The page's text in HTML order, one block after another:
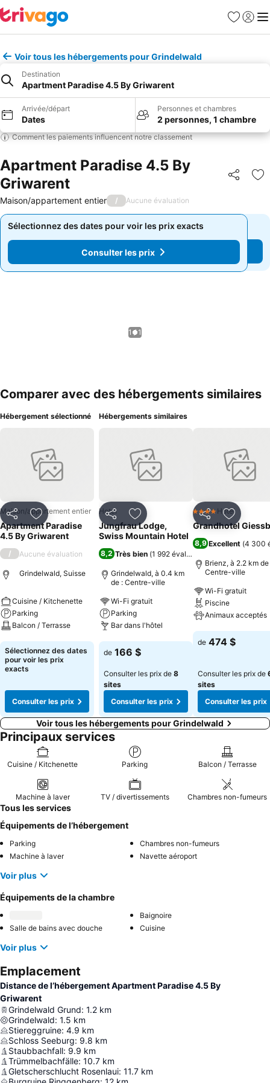
Favoris
Se
Voir tous les hébergements pour Grindelwald
Destination
Apartment Paradise 4.5 By Griwarent
Arrivée/départ
Dates
Personnes et chambres
2 personnes, 1 chambre
Comment les paiements influencent notre classement
Apartment Paradise 4.5 By
Griwarent
Partager
Maison/appartement entier / Aucune évaluation
Sélectionnez des dates pour voir les prix exacts
Consulter les prix
Sélectionnez des dates pour voir les prix exacts
Consulter les prix
1 / 1
Comparer avec des hébergements similaires
Hébergement sélectionné
PartagerAjouter à mes favoris
Maison/appartement entier
Apartment Paradise
4.5 By Griwarent
/ Aucune évaluation
Grindelwald, Suisse
Cuisine / Kitchenette
Parking
Balcon / Terrasse
Consulter les prix
Sélectionnez des dates
pour voir les prix
exacts
Consulter les prix
Hébergements similaires
PartagerAjouter à mes favoris
Hotel
Jungfrau Lodge,
Swiss Mountain Hotel
8,2 Très bien (1 992 évaluations
Grindelwald, à 0.4 km
de : Centre-ville
Wi-Fi gratuit
Parking
Bar dans l'hôtel
Consulter les prix
de 166 $
Consulter les prix de 8
sites
Consulter les prix
PartagerAjouter
4 ÉtoilesHotel
Grandhotel
8,9 Excellent (4 300
Brienz, à 2.2 km de
Centre-ville
Wi-Fi gratuit
Piscine
Animaux acceptés
Consulter les
de 474 $
Consulter les prix de
sites
Consulter les prix
Voir tous les hébergements pour Grindelwald
Principaux services
Cuisine / Kitchenette Parking Balcon / Terrasse
Machine à laver TV / divertissements Chambres non-fumeurs
Tous les services
Équipements de l’hébergement
Parking
Chambres non-fumeurs
Machine à laver
Navette aéroport
Voir plus
Équipements de la chambre
Baignoire
Salle de bains avec douche
Cuisine
Voir plus
Emplacement
Distance de l’hébergement Apartment Paradise 4.5 By
Griwarent
Grindelwald Grund: 1.2 km
Grindelwald: 1.5 km
Stiereggruine: 4.9 km
Schloss Seeburg: 9.8 km
Staubbachfall: 9.9 km
Trümmelbachfälle: 10.7 km
Gletscherschlucht Rosenlaui: 11.7 km